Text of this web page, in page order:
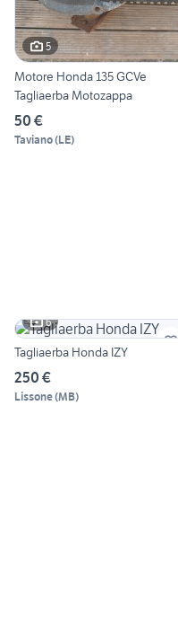
5
Motore Honda 135 GCVe
Tagliaerba Motozappa
50 €
Taviano(LE)
6
Tagliaerba Honda IZY
250 €
Lissone(MB)